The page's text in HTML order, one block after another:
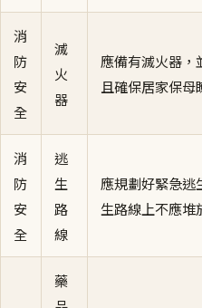
消
防
安
全
滅
火
器
應備有滅火器，
且確保居家保母
消
防
安
全
逃
生
路
線
應規劃好緊急逃
生路線上不應堆
藥